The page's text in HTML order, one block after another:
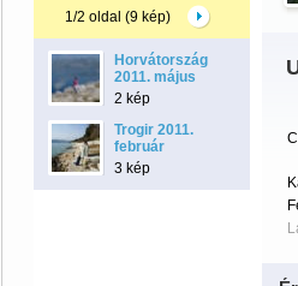
1/2 oldal (9 kép)
Horvátország
2011. május
2 kép
Trogir 2011.
február
3 kép